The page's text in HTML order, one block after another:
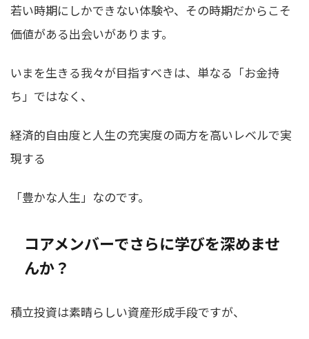
若い時期にしかできない体験や、その時期だからこそ
価値がある出会いがあります。
いまを生きる我々が目指すべきは、単なる「お金持
ち」ではなく、
経済的自由度と人生の充実度の両方を高いレベルで実
現する
「豊かな人生」なのです。
コアメンバーでさらに学びを深めませ
んか？
積立投資は素晴らしい資産形成手段ですが、